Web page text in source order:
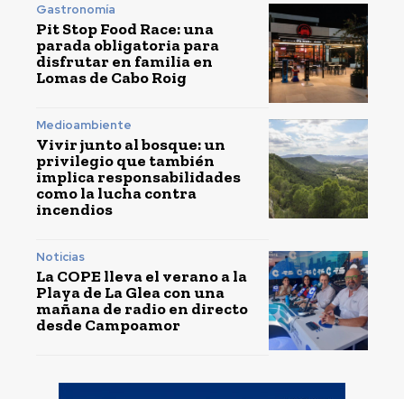
Gastronomía
Pit Stop Food Race: una
parada obligatoria para
disfrutar en familia en
Lomas de Cabo Roig
Medioambiente
Vivir junto al bosque: un
privilegio que también
implica responsabilidades
como la lucha contra
incendios
Noticias
La COPE lleva el verano a la
Playa de La Glea con una
mañana de radio en directo
desde Campoamor